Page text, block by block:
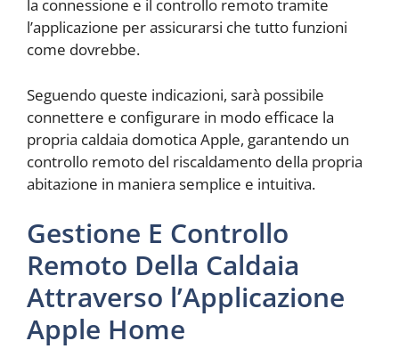
la connessione e il controllo remoto tramite
l’applicazione per assicurarsi che tutto funzioni
come dovrebbe.
Seguendo queste indicazioni, sarà possibile
connettere e configurare in modo efficace la
propria caldaia domotica Apple, garantendo un
controllo remoto del riscaldamento della propria
abitazione in maniera semplice e intuitiva.
Gestione E Controllo
Remoto Della Caldaia
Attraverso l’Applicazione
Apple Home